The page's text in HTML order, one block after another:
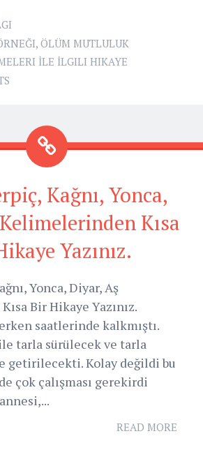
, ÖLÜM MUTLULUK
İLE İLGILI HIKAYE
Kağnı, Yonca,
Kısa
Yazınız.
Yonca, Diyar, Aş
Bir Hikaye Yazınız.
saatlerinde kalkmıştı.
tarla sürülecek ve tarla
getirilecekti. Kolay değildi bu
çok çalışması gerekirdi
READ MORE